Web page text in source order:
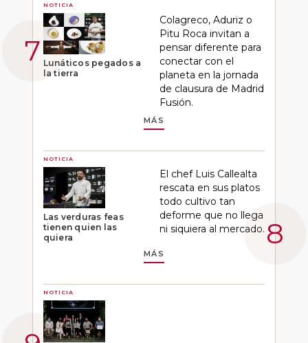
NOTICIA
Lunáticos pegados a
la tierra
Colagreco, Aduriz o
Pitu Roca invitan a
pensar diferente para
conectar con el
planeta en la jornada
de clausura de Madrid
Fusión.
MÁS
NOTICIA
Las verduras feas
tienen quien las
quiera
El chef Luis Callealta
rescata en sus platos
todo cultivo tan
deforme que no llega
ni siquiera al mercado.
MÁS
NOTICIA